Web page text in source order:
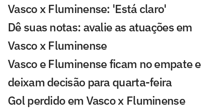
Vasco x Fluminense: 'Está claro'
Dê suas notas: avalie as atuações em
Vasco x Fluminense
Vasco e Fluminense ficam no empate e
deixam decisão para quarta-feira
Gol perdido em Vasco x Fluminense